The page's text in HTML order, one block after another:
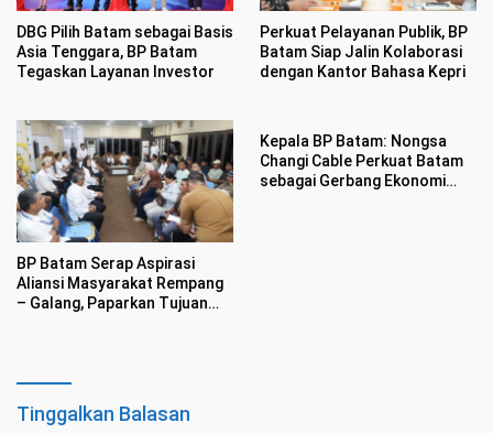
DBG Pilih Batam sebagai Basis
Asia Tenggara, BP Batam
Tegaskan Layanan Investor
Perkuat Pelayanan Publik, BP
Batam Siap Jalin Kolaborasi
dengan Kantor Bahasa Kepri
BP Batam Serap Aspirasi
Aliansi Masyarakat Rempang
– Galang, Paparkan Tujuan
Kepala BP Batam: Nongsa
Changi Cable Perkuat Batam
sebagai Gerbang Ekonomi
Tinggalkan Balasan